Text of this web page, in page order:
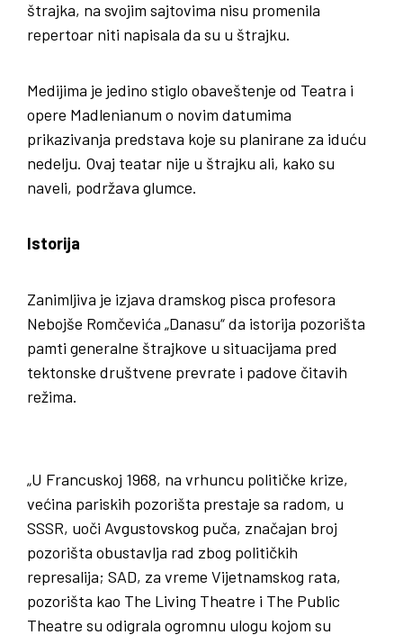
štrajka, na svojim sajtovima nisu promenila
repertoar niti napisala da su u štrajku.
Medijima je jedino stiglo obaveštenje od Teatra i
opere Madlenianum o novim datumima
prikazivanja predstava koje su planirane za iduću
nedelju. Ovaj teatar nije u štrajku ali, kako su
naveli, podržava glumce.
Istorija
Zanimljiva je izjava dramskog pisca profesora
Nebojše Romčevića „Danasu“ da istorija pozorišta
pamti generalne štrajkove u situacijama pred
tektonske društvene prevrate i padove čitavih
režima.
„U Francuskoj 1968, na vrhuncu političke krize,
većina pariskih pozorišta prestaje sa radom, u
SSSR, uoči Avgustovskog puča, značajan broj
pozorišta obustavlja rad zbog političkih
represalija; SAD, za vreme Vijetnamskog rata,
pozorišta kao The Living Theatre i The Public
Theatre su odigrala ogromnu ulogu kojom su